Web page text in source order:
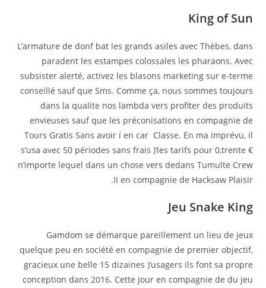
King of Sun
L’armature de donf bat les grands asiles avec Thèbes, dans
paradent les estampes colossales les pharaons. Avec
subsister alerté, activez les blasons marketing sur e-terme
conseillé sauf que Sms. Comme ça, nous sommes toujours
dans la qualite nos lambda vers profiter des produits
envieuses sauf que les préconisations en compagnie de
Tours Gratis Sans avoir í en car Classe. En ma imprévu, il
s’usa avec 50 périodes sans frais )’les tarifs pour 0,trente €
n’importe lequel dans un chose vers dedans Tumulte Crew
II en compagnie de Hacksaw Plaisir.
Jeu Snake King
Gamdom se démarque pareillement un lieu de jeux
quelque peu en société en compagnie de premier objectif,
gracieux une belle 15 dizaines )’usagers ils font sa propre
conception dans 2016. Cette jour en compagnie de du jeu